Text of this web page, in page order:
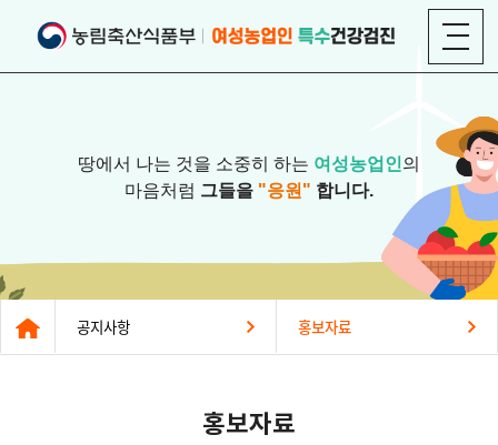
땅에서 나는 것을 소중히 하는 여성농업인의
마음처럼 그들을 "응원" 합니다.
공지사항 홍보자료
홍보자료